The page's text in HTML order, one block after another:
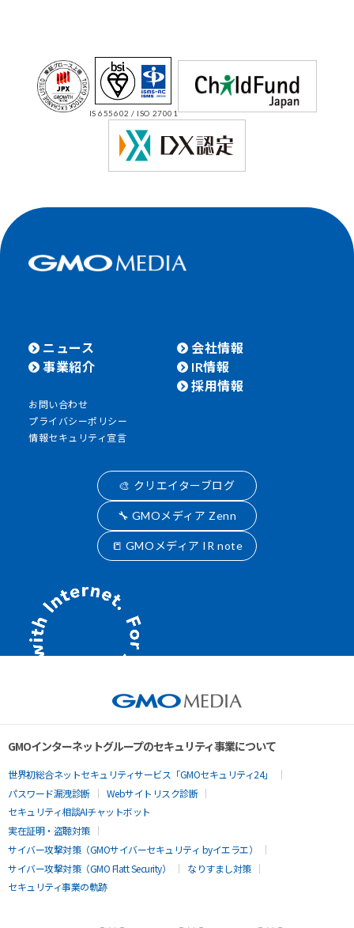
IS 655602 / ISO 27001
ニュース
事業紹介
会社情報
IR情報
採用情報
お問い合わせ
プライバシーポリシー
情報セキュリティ宣言
🎨 クリエイターブログ
🔧 GMOメディア Zenn
📒 GMOメディア IR note
GMOインターネットグループのセキュリティ事業について
世界初総合ネットセキュリティサービス「GMOセキュリティ24」
パスワード漏洩診断
Webサイトリスク診断
セキュリティ相談AIチャットボット
実在証明・盗聴対策
サイバー攻撃対策（GMOサイバーセキュリティ byイエラエ）
サイバー攻撃対策（GMO Flatt Security）
なりすまし対策
セキュリティ事業の軌跡